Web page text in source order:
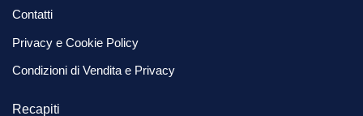
Contatti
Privacy e Cookie Policy
Condizioni di Vendita e Privacy
Recapiti